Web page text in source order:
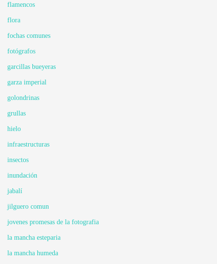
flamencos
flora
fochas comunes
fotógrafos
garcillas bueyeras
garza imperial
golondrinas
grullas
hielo
infraestructuras
insectos
inundación
jabalí
jilguero comun
jovenes promesas de la fotografia
la mancha esteparia
la mancha humeda